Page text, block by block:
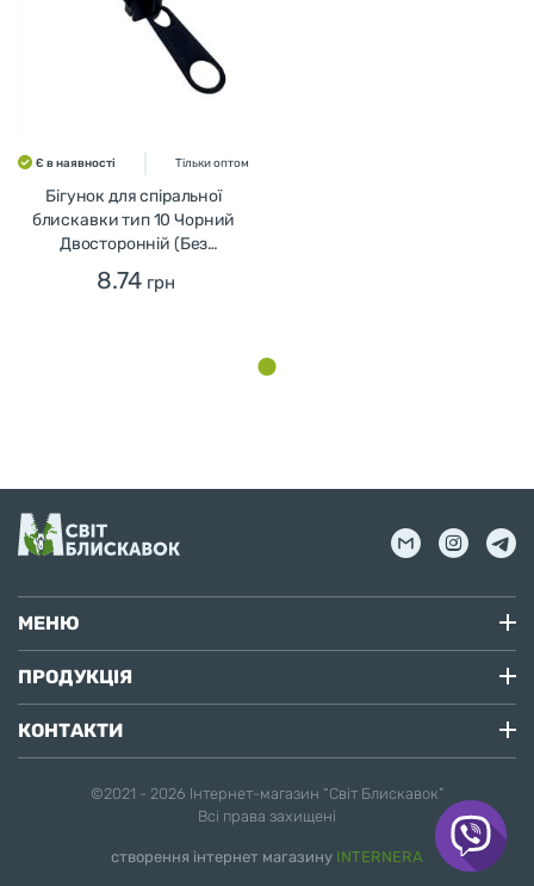
Є в наявності Тільки оптом
Бігунок для спіральної
блискавки тип 10 Чорний
Двосторонній (Без
фіксатора)
8.74 грн
МЕНЮ
ПРОДУКЦІЯ
КОНТАКТИ
©2021 - 2026 Інтернет-магазин “Світ Блискавок”
Всі права захищені
створення інтернет магазину INTERNERA